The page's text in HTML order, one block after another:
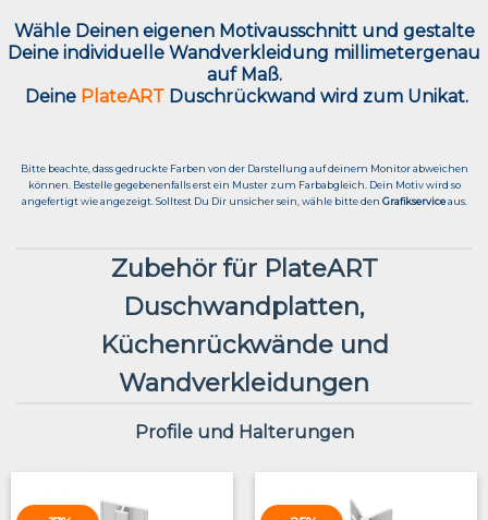
Wähle Deinen eigenen Motivausschnitt und gestalte
Deine individuelle Wandverkleidung millimetergenau
auf Maß.
Deine PlateARTDuschrückwand wird zum Unikat.
Bitte beachte, dass gedruckte Farben von der Darstellung auf deinem Monitor abweichen
können. Bestelle gegebenenfalls erst ein Muster zum Farbabgleich. Dein Motiv wird so
angefertigt wie angezeigt. Solltest Du Dir unsicher sein, wähle bitte den Grafikserviceaus.
Zubehör für PlateART
Duschwandplatten,
Küchenrückwände und
Wandverkleidungen
Profile und Halterungen